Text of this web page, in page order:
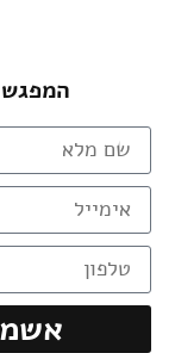
המפגש